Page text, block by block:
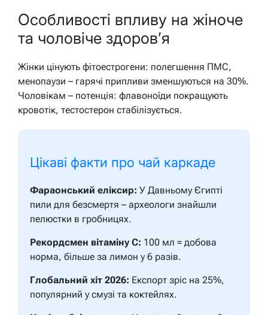
Особливості впливу на жіноче
та чоловіче здоров’я
Жінки цінують фітоестрогени: полегшення ПМС,
менопаузи – гарячі припливи зменшуються на 30%.
Чоловікам – потенція: флавоноїди покращують
кровотік, тестостерон стабілізується.
Цікаві факти про чай каркаде
Фараонський еліксир: У Давньому Єгипті
пили для безсмертя – археологи знайшли
пелюстки в гробницях.
Рекордсмен вітаміну С: 100 мл = добова
норма, більше за лимон у 6 разів.
Глобальний хіт 2026: Експорт зріс на 25%,
популярний у смузі та коктейлях.